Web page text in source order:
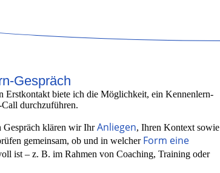
Gespräch
Erstkontakt biete ich die Möglichkeit, ein Kennenlern-
durchzuführen.
Gespräch klären wir IhrAnliegen, Ihren Kontext sowie
gemeinsam, ob und in welcher Form eine
ist – z. B. im Rahmen von Coaching, Training oder